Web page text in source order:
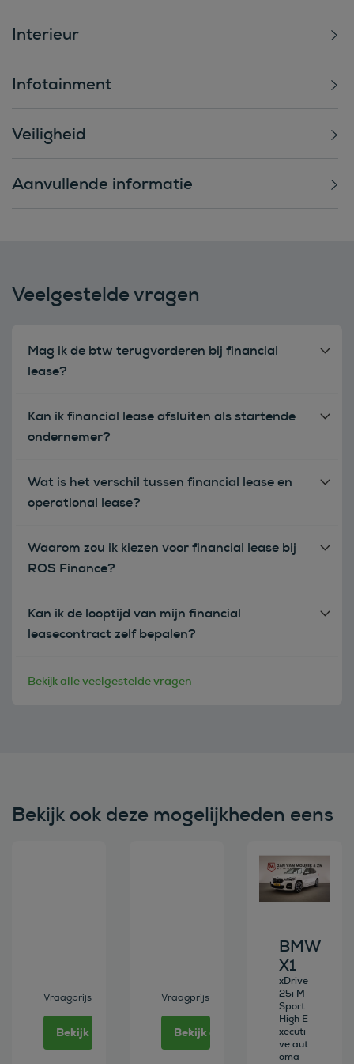
Interieur
Infotainment
Veiligheid
Aanvullende informatie
Veelgestelde vragen
Mag ik de btw terugvorderen bij financial
lease?
Kan ik financial lease afsluiten als startende
ondernemer?
Wat is het verschil tussen financial lease en
operational lease?
Waarom zou ik kiezen voor financial lease bij
ROS Finance?
Kan ik de looptijd van mijn financial
leasecontract zelf bepalen?
Bekijk alle veelgestelde vragen
Bekijk ook deze mogelijkheden eens
Vraagprijs
Bekijk deze auto
Vraagprijs
Bekijk deze auto
Bekijk deze
BMW
X1
xDrive
25i M-
Sport
High E
xecuti
ve aut
oma